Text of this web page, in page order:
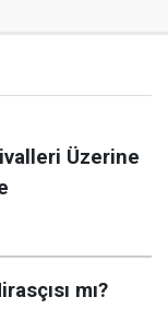
Üzerine
mı?